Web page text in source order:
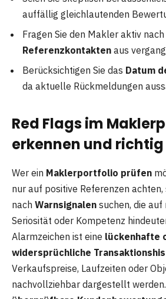
auffällig gleichlautenden
Fragen Sie den Makler aktiv nach
Referenzkontakten aus
Berücksichtigen Sie das Datum
da aktuelle Rückmeldungen
Red Flags im
erkennen und
Wer ein Maklerportfolio prüfen
nur auf positive Referenzen
nach Warnsignalen suchen, die
Seriosität oder Kompetenz
Alarmzeichen ist eine lückenhafte
widersprüchliche
Verkaufspreise, Laufzeiten oder
nachvollziehbar dargestellt